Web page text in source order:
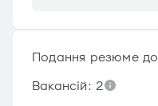
Подання резюме до
Вакансій: 2